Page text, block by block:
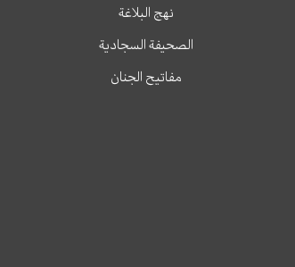
نهج البلاغة
الصحيفة السجادية
مفاتيح الجنان